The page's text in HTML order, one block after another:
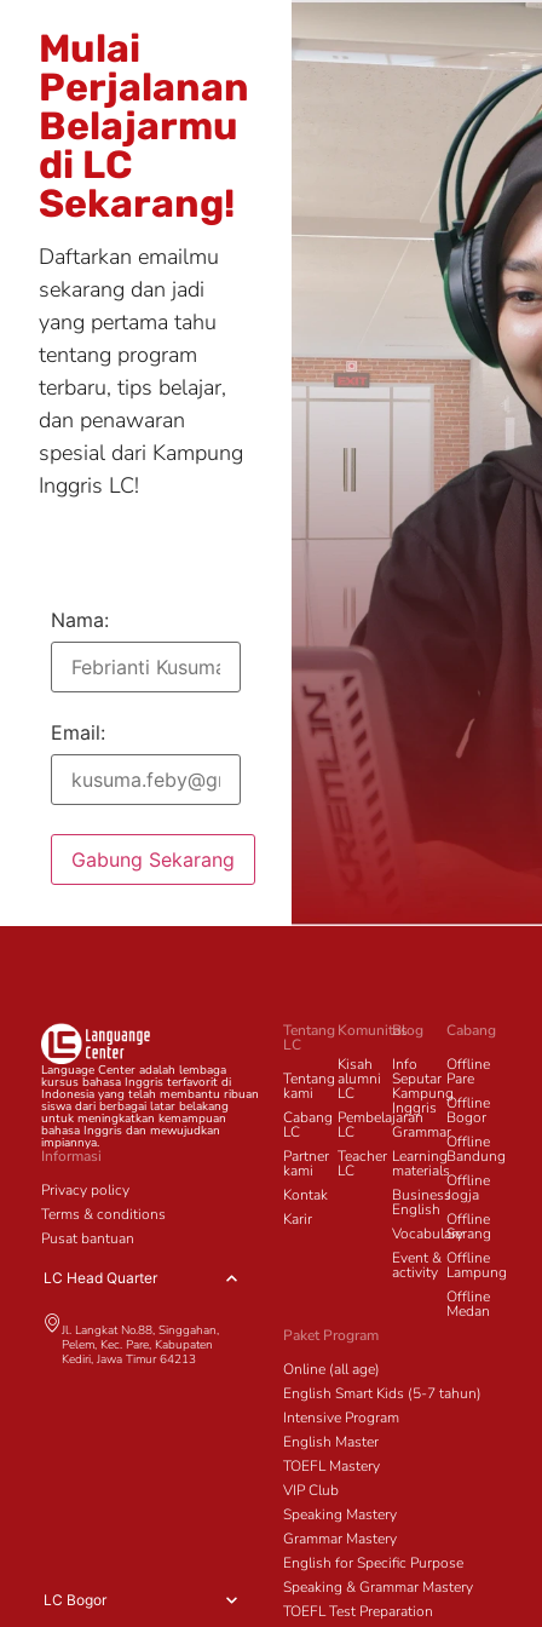
Mulai
Perjalanan
Belajarmu
di LC
Sekarang!
Daftarkan emailmu
sekarang dan jadi
yang pertama tahu
tentang program
terbaru, tips belajar,
dan penawaran
spesial dari Kampung
Inggris LC!
Nama:
Email:
Gabung Sekarang
Language Center adalah lembaga
kursus bahasa Inggris terfavorit di
Indonesia yang telah membantu ribuan
siswa dari berbagai latar belakang
untuk meningkatkan kemampuan
bahasa Inggris dan mewujudkan
impiannya.
Informasi
Privacy policy
Terms & conditions
Pusat bantuan
LC Head Quarter
Jl. Langkat No.88, Singgahan,
Pelem, Kec. Pare, Kabupaten
Kediri, Jawa Timur 64213
LC Bogor
Tentang
LC
Tentang
kami
Cabang
LC
Partner
kami
Kontak
Karir
Komunitas
Kisah
alumni
LC
Pembelajaran
LC
Teacher
LC
Blog
Info
Seputar
Kampung
Inggris
Grammar
Learning
materials
Business
English
Vocabulary
Event &
activity
Cabang
Offline
Pare
Offline
Bogor
Offline
Bandung
Offline
Jogja
Offline
Serang
Offline
Lampung
Offline
Medan
Paket Program
Online (all age)
English Smart Kids (5-7 tahun)
Intensive Program
English Master
TOEFL Mastery
VIP Club
Speaking Mastery
Grammar Mastery
English for Specific Purpose
Speaking & Grammar Mastery
TOEFL Test Preparation